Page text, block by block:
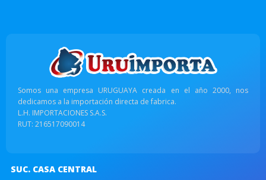
Somos una empresa URUGUAYA creada en el año 2000, nos
dedicamos a la importación directa de fabrica.
L.H. IMPORTACIONES S.A.S.
RUT: 216517090014
SUC. CASA CENTRAL